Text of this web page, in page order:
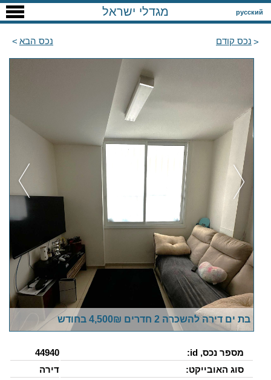
русский מגדלי ישראל
נכס קודם נכס הבא
בת ים דירה להשכרה 2 חדרים 4,500₪ בחודש
מספר נכס, id:
44940
סוג האובייקט:
דירה